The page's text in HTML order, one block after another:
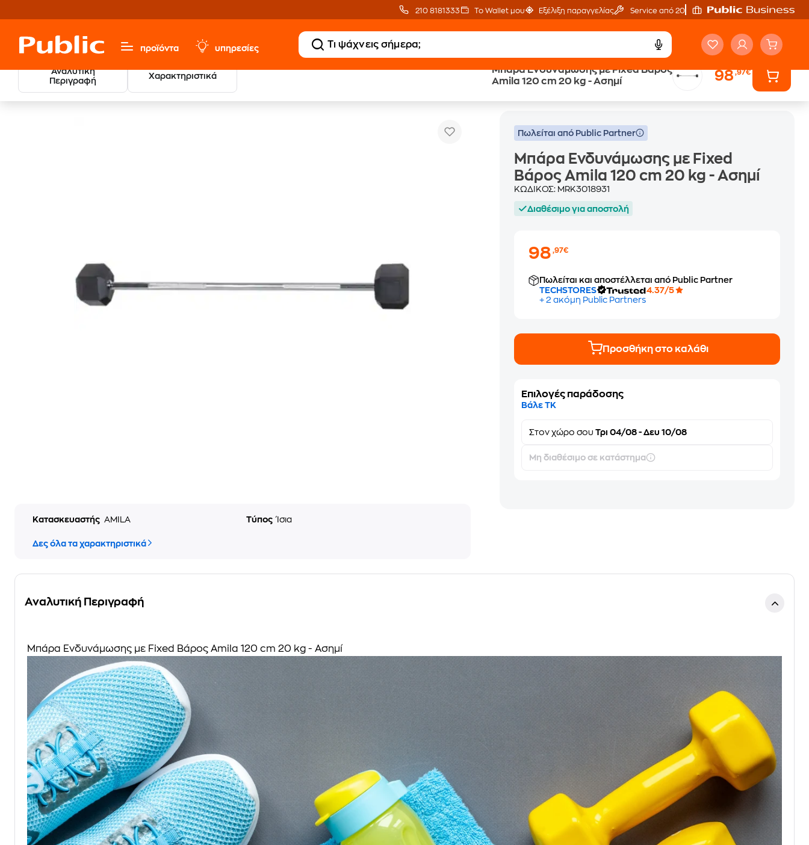
210 8181333 Το Wallet μου Εξέλιξη παραγγελίας Service από 20'
προϊόντα υπηρεσίες
Αναλυτική
Περιγραφή
Χαρακτηριστικά
Μπάρα Ενδυνάμωσης με Fixed Βάρος
Amila 120 cm 20 kg - Ασημί
98,97€
Sports, Fitness & Hobbies
Μπάρα Ενδυνάμωσης με Fixed Βάρος Amila 120 cm 20 kg - Ασημί
Κατασκευαστής AMILA Τύπος Ίσια
Δες όλα τα χαρακτηριστικά
Πωλείται από Public Partner
Μπάρα Ενδυνάμωσης με Fixed
Βάρος Amila 120 cm 20 kg - Ασημί
ΚΩΔΙΚΟΣ: MRK3018931
Διαθέσιμο για αποστολή
98,97€
Πωλείται και αποστέλλεται από Public Partner
TECHSTORES
4.37/5
+ 2 ακόμη Public Partners
Προσθήκη στο καλάθι
Επιλογές παράδοσης
Βάλε ΤΚ
Στονχώρο σου Τρι 04/08 - Δευ 10/08
Μη διαθέσιμο σε κατάστημα
Αναλυτική Περιγραφή
Μπάρα Ενδυνάμωσης με Fixed Βάρος Amila 120 cm 20 kg - Ασημί